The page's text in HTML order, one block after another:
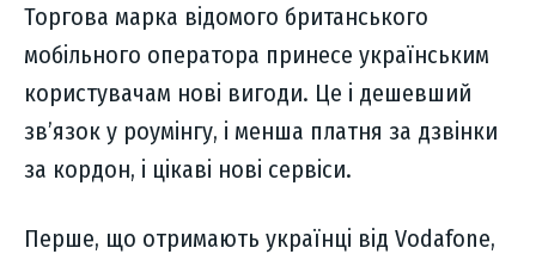
Торгова марка відомого британського
мобільного оператора принесе українським
користувачам нові вигоди. Це і дешевший
зв’язок у роумінгу, і менша платня за дзвінки
за кордон, і цікаві нові сервіси.
Перше, що отримають українці від Vodafone,